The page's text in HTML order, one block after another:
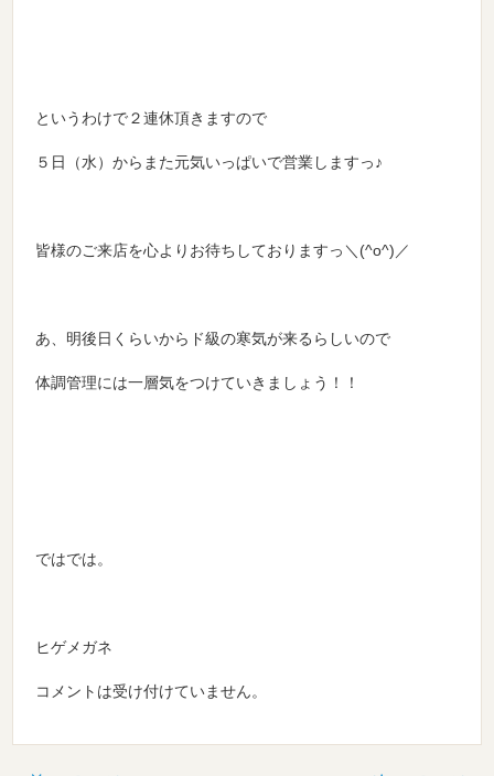
というわけで２連休頂きますので
５日（水）からまた元気いっぱいで営業しますっ♪
皆様のご来店を心よりお待ちしておりますっ＼(^o^)／
あ、明後日くらいからド級の寒気が来るらしいので
体調管理には一層気をつけていきましょう！！
ではでは。
ヒゲメガネ
コメントは受け付けていません。